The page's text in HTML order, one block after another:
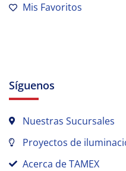
Mis Favoritos
Síguenos
Nuestras Sucursales
Proyectos de
Acerca de TAMEX